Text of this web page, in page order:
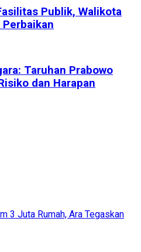
Publik, Walikota
Taruhan Prabowo
dan Harapan